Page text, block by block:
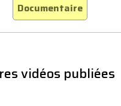
Documentaire
vidéos publiées